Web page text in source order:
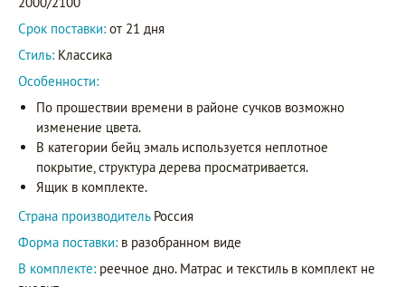
Срок поставки: от 21 дня
Стиль: Классика
Особенности:
По прошествии времени в районе сучков возможно
изменение цвета.
В категории бейц эмаль используется неплотное
покрытие, структура дерева просматривается.
Ящик в комплекте.
Страна производитель Россия
Форма поставки: в разобранном виде
В комплекте: реечное дно. Матрас и текстиль в комплект не